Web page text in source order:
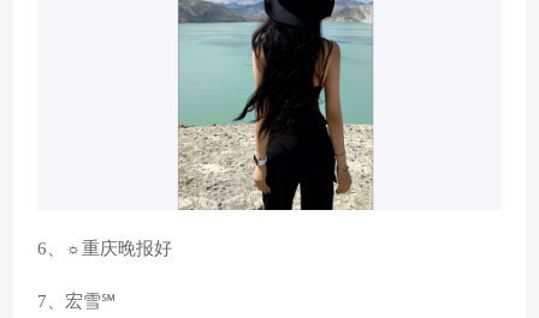
6、☼重庆晚报好
7、宏雪℠